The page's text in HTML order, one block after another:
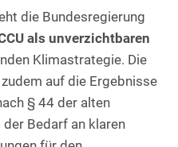
die Bundesregierung
als unverzichtbaren
Klimastrategie. Die
auf die Ergebnisse
§ 44 der alten
der Bedarf an klaren